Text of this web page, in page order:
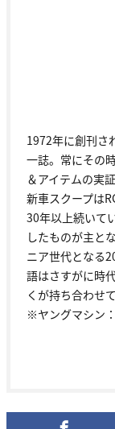
1972年に創刊さ
一誌。常にその
＆アイテムの実
新車スクープは
30年以上続いて
したものが主と
ニア世代となる
語はさすがに時
くが持ち合わせ
※ヤングマシン：